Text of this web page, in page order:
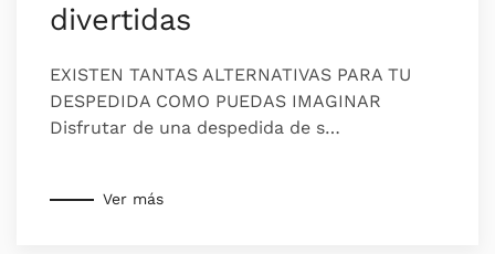
divertidas
EXISTEN TANTAS ALTERNATIVAS PARA TU
DESPEDIDA COMO PUEDAS IMAGINAR
Disfrutar de una despedida de s…
Ver más